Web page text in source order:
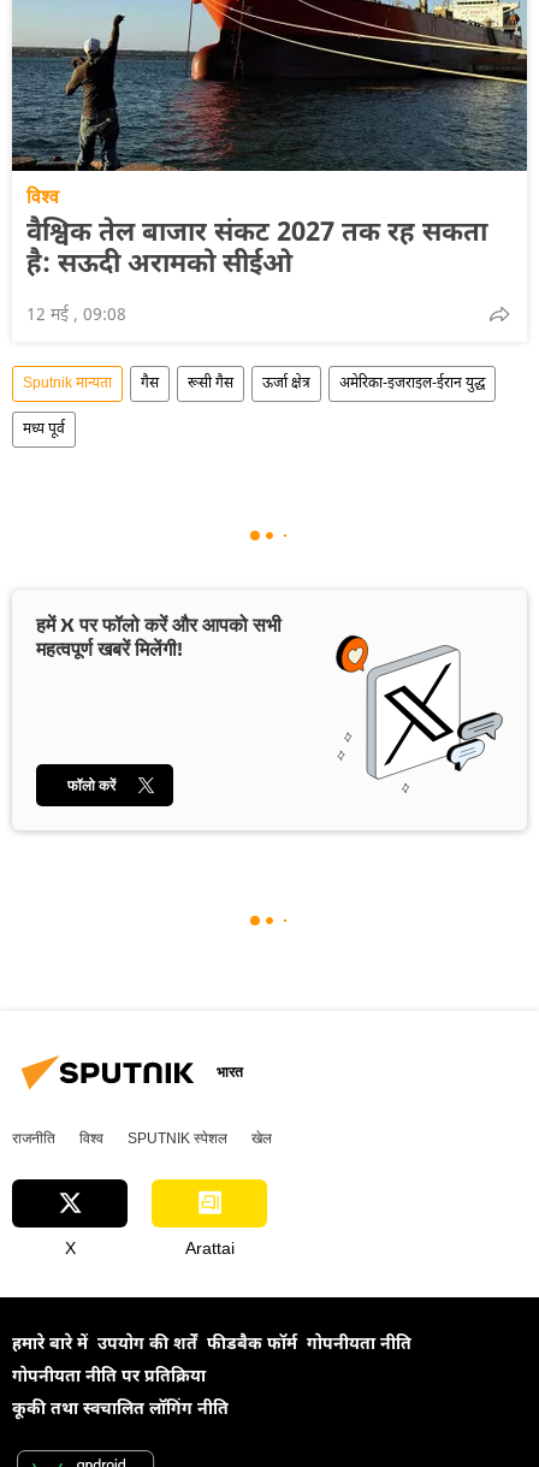
विश्व
वैश्विक तेल बाजार संकट 2027 तक रह सकता
है: सऊदी अरामको सीईओ
12 मई , 09:08
Sputnik मान्यता गैस रूसी गैस ऊर्जा क्षेत्र अमेरिका-इजराइल-ईरान युद्ध
मध्य पूर्व
हमें X पर फॉलो करें और आपको सभी
महत्वपूर्ण खबरें मिलेंगी!
फॉलो करें
भारत
राजनीति विश्व SPUTNIK स्पेशल खेल
X Arattai
हमारे बारे में उपयोग की शर्तें फीडबैक फॉर्म गोपनीयता नीति
गोपनीयता नीति पर प्रतिक्रिया
कूकी तथा स्वचालित लॉगिंग नीति